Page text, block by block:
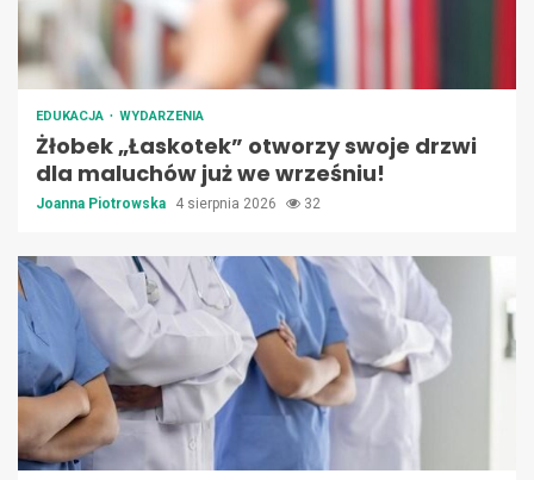
EDUKACJA WYDARZENIA
Żłobek „Łaskotek” otworzy swoje drzwi
dla maluchów już we wrześniu!
Joanna Piotrowska 4 sierpnia 2026 32